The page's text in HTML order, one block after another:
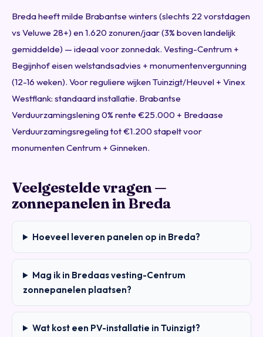
Breda heeft milde Brabantse winters (slechts 22 vorstdagen
vs Veluwe 28+) en 1.620 zonuren/jaar (3% boven landelijk
gemiddelde) — ideaal voor zonnedak. Vesting-Centrum +
Begijnhof eisen welstandsadvies + monumentenvergunning
(12-16 weken). Voor reguliere wijken Tuinzigt/Heuvel + Vinex
Westflank: standaard installatie. Brabantse
Verduurzamingslening 0% rente €25.000 + Bredaase
Verduurzamingsregeling tot €1.200 stapelt voor
monumenten Centrum + Ginneken.
Veelgestelde vragen —
zonnepanelen in Breda
Hoeveel leveren panelen op in Breda?
Mag ik in Bredaas vesting-Centrum
zonnepanelen plaatsen?
Wat kost een PV-installatie in Tuinzigt?